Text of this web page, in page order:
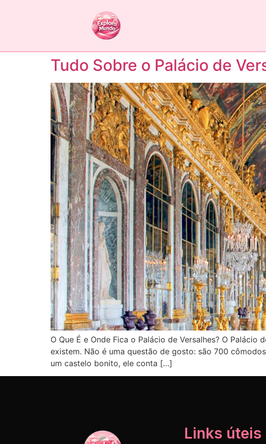
Tudo Sobre o Palácio de
O Que É e Onde Fica o Palácio de Versalhes? O
existem. Não é uma questão de gosto: são 700
um castelo bonito, ele conta […]
Links úteis